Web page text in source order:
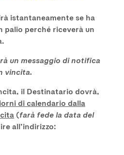
istantaneamente se ha
palio perché riceverà un
un messaggio di notifica
vincita.
il Destinatario dovrà,
di calendario dalla
(farà fede la data del
all’indirizzo: